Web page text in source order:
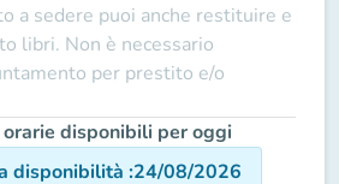
a sedere puoi anche restituire e
libri. Non è necessario
per prestito e/o
orarie disponibili per oggi
disponibilità :24/08/2026